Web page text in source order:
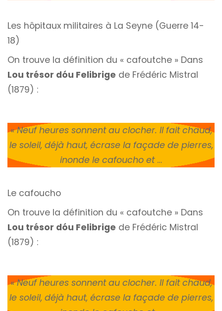
Les hôpitaux militaires à La Seyne (Guerre 14-
18)
On trouve la définition du « cafoutche » Dans
Lou trésor dóu Felibrige de Frédéric Mistral
(1879) :
«Neuf heures sonnent au clocher. Il fait chaud,
le soleil, déjà haut, écrase la façade de pierres,
inonde le cafoucho et …
Le cafoucho
On trouve la définition du « cafoutche » Dans
Lou trésor dóu Felibrige de Frédéric Mistral
(1879) :
«Neuf heures sonnent au clocher. Il fait chaud,
le soleil, déjà haut, écrase la façade de pierres,